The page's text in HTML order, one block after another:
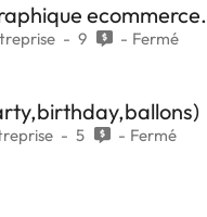
ecommerce.
9 Fermé
5 Fermé